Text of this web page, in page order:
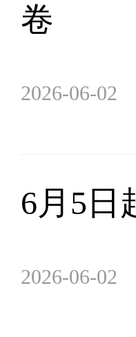
卷
2026-06-02
6月5日
2026-06-02